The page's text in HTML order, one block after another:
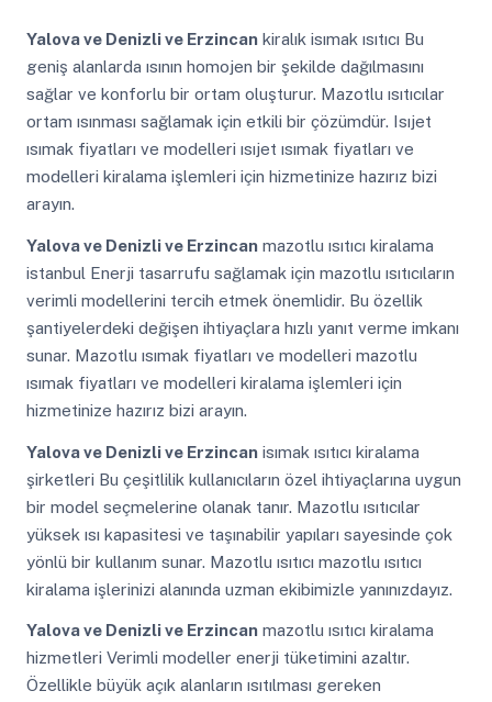
Yalova ve Denizli ve Erzincankiralık isımak ısıtıcı Bu
geniş alanlarda ısının homojen bir şekilde dağılmasını
sağlar ve konforlu bir ortam oluşturur. Mazotlu ısıtıcılar
ortam ısınması sağlamak için etkili bir çözümdür. Isıjet
ısımak fiyatları ve modelleri ısıjet ısımak fiyatları ve
modelleri kiralama işlemleri için hizmetinize hazırız bizi
arayın.
Yalova ve Denizli ve Erzincanmazotlu ısıtıcı kiralama
istanbul Enerji tasarrufu sağlamak için mazotlu ısıtıcıların
verimli modellerini tercih etmek önemlidir. Bu özellik
şantiyelerdeki değişen ihtiyaçlara hızlı yanıt verme imkanı
sunar. Mazotlu ısımak fiyatları ve modelleri mazotlu
ısımak fiyatları ve modelleri kiralama işlemleri için
hizmetinize hazırız bizi arayın.
Yalova ve Denizli ve Erzincanisımak ısıtıcı kiralama
şirketleri Bu çeşitlilik kullanıcıların özel ihtiyaçlarına uygun
bir model seçmelerine olanak tanır. Mazotlu ısıtıcılar
yüksek ısı kapasitesi ve taşınabilir yapıları sayesinde çok
yönlü bir kullanım sunar. Mazotlu ısıtıcı mazotlu ısıtıcı
kiralama işlerinizi alanında uzman ekibimizle yanınızdayız.
Yalova ve Denizli ve Erzincanmazotlu ısıtıcı kiralama
hizmetleri Verimli modeller enerji tüketimini azaltır.
Özellikle büyük açık alanların ısıtılması gereken